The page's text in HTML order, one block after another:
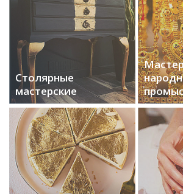
Столярные
мастерские